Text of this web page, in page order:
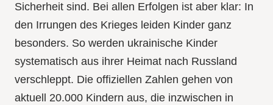
Sicherheit sind. Bei allen Erfolgen ist aber klar: In
den Irrungen des Krieges leiden Kinder ganz
besonders. So werden ukrainische Kinder
systematisch aus ihrer Heimat nach Russland
verschleppt. Die offiziellen Zahlen gehen von
aktuell 20.000 Kindern aus, die inzwischen in